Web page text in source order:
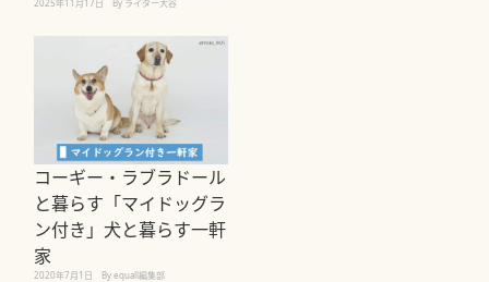
2025年11月17日 By ライター大谷
コーギー・ラブラドール
と暮らす「マイドッグラ
ン付き」犬と暮らす一軒
家
2020年7月1日 By equall編集部